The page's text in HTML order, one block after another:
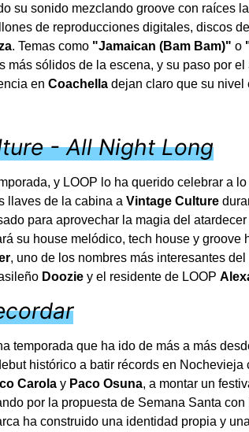
su sonido mezclando groove con raíces
de reproducciones digitales, discos
. Temas como "Jamaican (Bam Bam)" o
sólidos de la escena, y su paso por el
en Coachella dejan claro que su nivel
- All Night Long
y LOOP lo ha querido celebrar a lo
llaves de la cabina a Vintage Culture
para aprovechar la magia del
su house melódico, tech house y groove
, uno de los nombres más interesantes
Doozie y el residente de LOOP
temporada que ha ido de más a más
histórico a batir récords en Nochevieja
Carola y Paco Osuna, a montar un
por la propuesta de Semana Santa con
ha construido una identidad propia y